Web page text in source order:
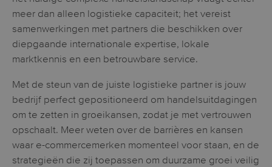
meer dan alleen logistieke capaciteit; het vereist
samenwerkingen met partners die beschikken over
diepgaande internationale expertise, lokale
marktkennis en een betrouwbare service.
Met de steun van de juiste logistieke partner is jouw
bedrijf perfect gepositioneerd om handelsuitdagingen
om te zetten in groeikansen, zodat je met vertrouwen
opschaalt. Meer weten over de barrières en kansen
waar e-commercemerken momenteel voor staan, en de
strategieën die zij toepassen om duurzame groei veilig